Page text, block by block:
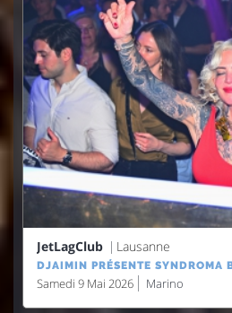
JetLagClub Lausanne
DJAIMIN PRÉSENTE SYNDROMA
Samedi 9 Mai 2026 Marino